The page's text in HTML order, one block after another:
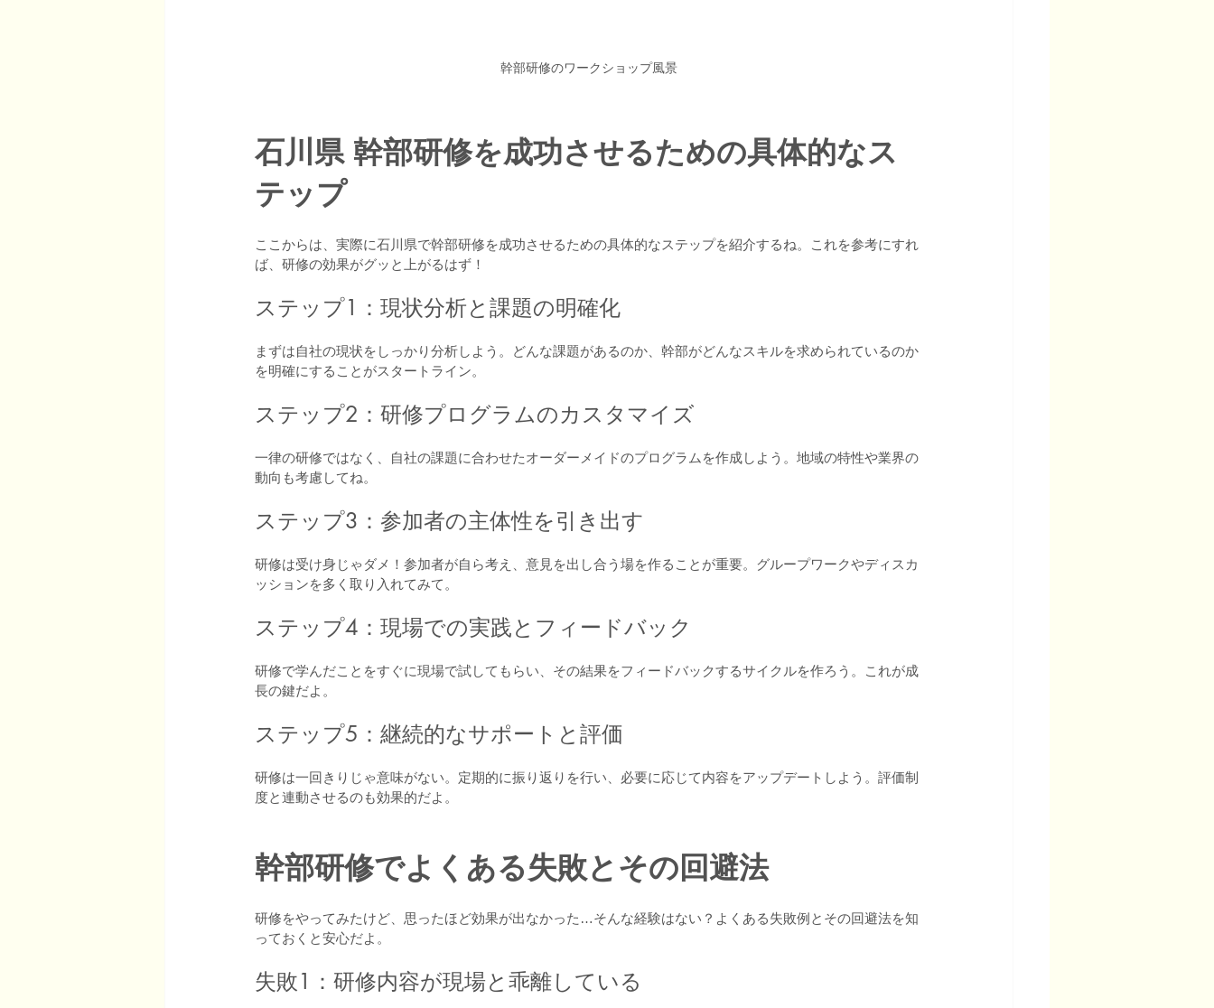
幹部研修のワークショップ風景
石川県 幹部研修を成功させるための具体的なス
テップ
ここからは、実際に石川県で幹部研修を成功させるための具体的なステップを紹介するね。これを参考にすれ
ば、研修の効果がグッと上がるはず！
ステップ1：現状分析と課題の明確化
まずは自社の現状をしっかり分析しよう。どんな課題があるのか、幹部がどんなスキルを求められているのか
を明確にすることがスタートライン。
ステップ2：研修プログラムのカスタマイズ
一律の研修ではなく、自社の課題に合わせたオーダーメイドのプログラムを作成しよう。地域の特性や業界の
動向も考慮してね。
ステップ3：参加者の主体性を引き出す
研修は受け身じゃダメ！参加者が自ら考え、意見を出し合う場を作ることが重要。グループワークやディスカ
ッションを多く取り入れてみて。
ステップ4：現場での実践とフィードバック
研修で学んだことをすぐに現場で試してもらい、その結果をフィードバックするサイクルを作ろう。これが成
長の鍵だよ。
ステップ5：継続的なサポートと評価
研修は一回きりじゃ意味がない。定期的に振り返りを行い、必要に応じて内容をアップデートしよう。評価制
度と連動させるのも効果的だよ。
幹部研修でよくある失敗とその回避法
研修をやってみたけど、思ったほど効果が出なかった…そんな経験はない？よくある失敗例とその回避法を知
っておくと安心だよ。
失敗1：研修内容が現場と乖離している